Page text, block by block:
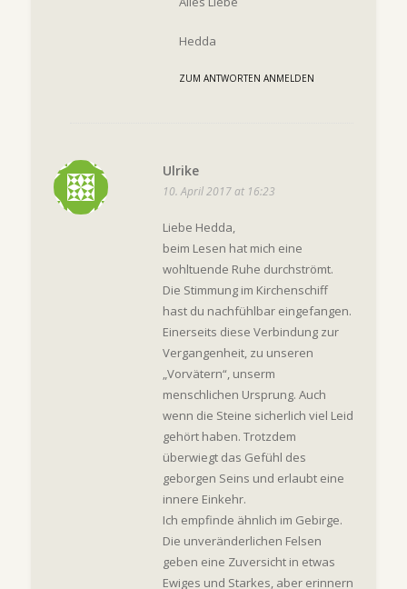
Hedda
ZUM ANTWORTEN ANMELDEN
Ulrike
10. April 2017 at 16:23
Liebe Hedda,
beim Lesen hat mich eine
wohltuende Ruhe durchströmt.
Die Stimmung im Kirchenschiff
hast du nachfühlbar eingefangen.
Einerseits diese Verbindung zur
Vergangenheit, zu unseren
„Vorvätern“, unserm
menschlichen Ursprung. Auch
wenn die Steine sicherlich viel Leid
gehört haben. Trotzdem
überwiegt das Gefühl des
geborgen Seins und erlaubt eine
innere Einkehr.
Ich empfinde ähnlich im Gebirge.
Die unveränderlichen Felsen
geben eine Zuversicht in etwas
Ewiges und Starkes, aber erinnern